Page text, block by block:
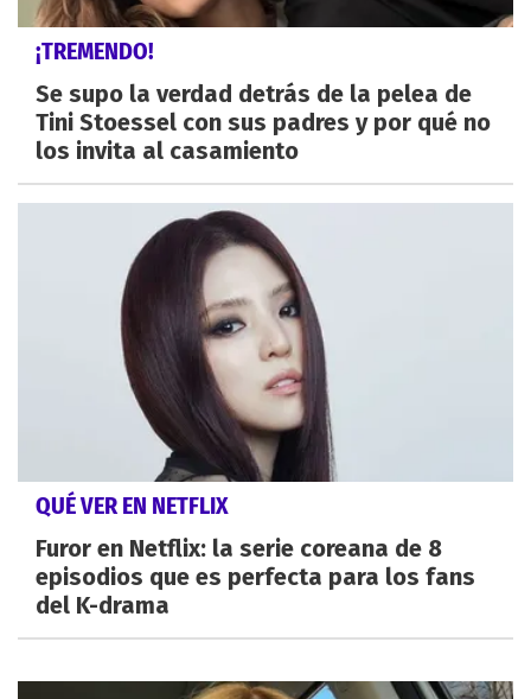
¡TREMENDO!
Se supo la verdad detrás de la pelea de
Tini Stoessel con sus padres y por qué no
los invita al casamiento
QUÉ VER EN NETFLIX
Furor en Netflix: la serie coreana de 8
episodios que es perfecta para los fans
del K-drama